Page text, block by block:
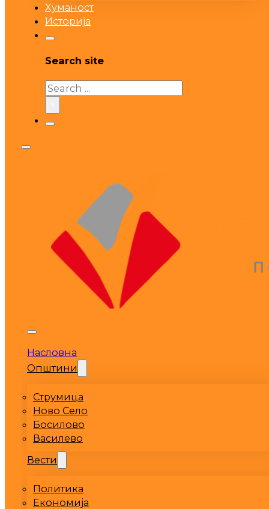
Хуманост
Историја
Search site
Search
Насловна
Општини
Струмица
Ново Село
Босилово
Василево
Вести
Политика
Економија